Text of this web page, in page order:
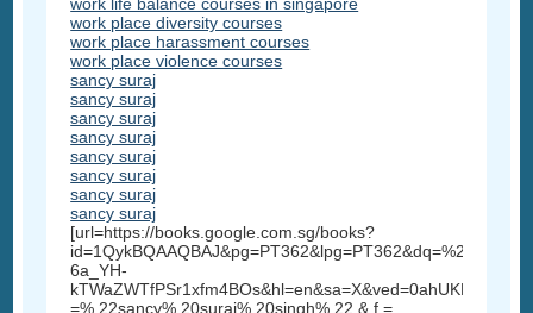
work place diversity courses
work place harassment courses
work place violence courses
sancy suraj
sancy suraj
sancy suraj
sancy suraj
sancy suraj
sancy suraj
sancy suraj
sancy suraj
[url=https://books.google.com.sg/books?
6a_YH-
=% 22sancy% 20suraj% 20singh% 22 & f =